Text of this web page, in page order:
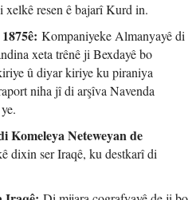
resen ê bajarî Kurd in.
Kompaniyeke Almanyayê di
xeta trênê ji Bexdayê bo
û diyar kiriye ku piraniya
niha jî di arşîva Navenda
Komeleya Neteweyan de
dixin ser Iraqê, ku destkarî di